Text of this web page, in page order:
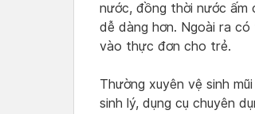
nước, đồng thời nước ấm
dễ dàng hơn. Ngoài ra
vào thực đơn cho trẻ.
Thường xuyên vệ sinh
sinh lý, dụng cụ chuyên